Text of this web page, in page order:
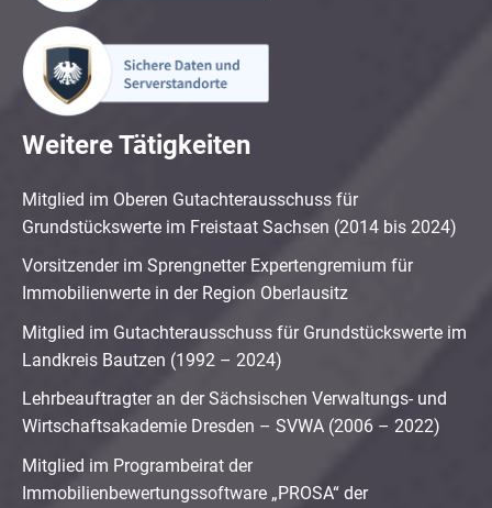
Weitere Tätigkeiten
Mitglied im Oberen Gutachterausschuss für
Grundstückswerte im Freistaat Sachsen (2014 bis 2024)
Vorsitzender im Sprengnetter Expertengremium für
Immobilienwerte in der Region Oberlausitz
Mitglied im Gutachterausschuss für Grundstückswerte im
Landkreis Bautzen (1992 – 2024)
Lehrbeauftragter an der Sächsischen Verwaltungs- und
Wirtschaftsakademie Dresden – SVWA (2006 – 2022)
Mitglied im Programbeirat der
Immobilienbewertungssoftware „PROSA“ der